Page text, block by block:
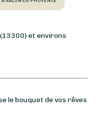
et environs
le bouquet de vos rêves